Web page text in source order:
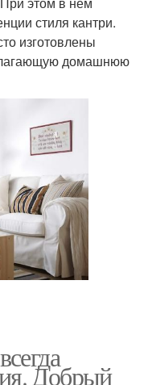
стиля кантри.
изготовлены
домашнюю
Добрый